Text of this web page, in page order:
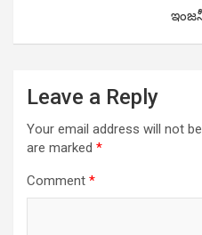
Leave a Reply
Your email address will not
are marked *
Comment *